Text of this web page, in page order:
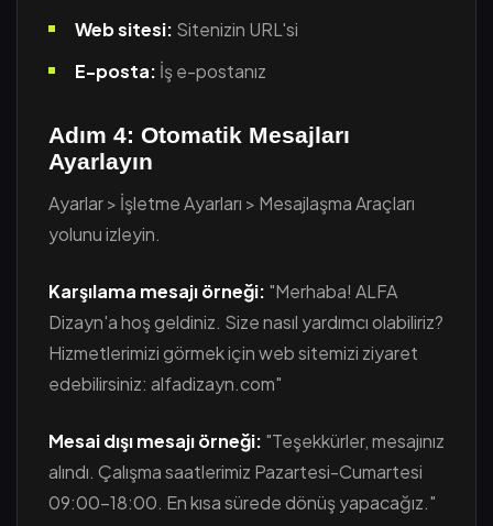
Web sitesi: Sitenizin URL'si
E-posta: İş e-postanız
Adım 4: Otomatik Mesajları
Ayarlayın
Ayarlar > İşletme Ayarları > Mesajlaşma Araçları
yolunu izleyin.
Karşılama mesajı örneği: "Merhaba! ALFA
Dizayn'a hoş geldiniz. Size nasıl yardımcı olabiliriz?
Hizmetlerimizi görmek için web sitemizi ziyaret
edebilirsiniz: alfadizayn.com"
Mesai dışı mesajı örneği: "Teşekkürler, mesajınız
alındı. Çalışma saatlerimiz Pazartesi-Cumartesi
09:00-18:00. En kısa sürede dönüş yapacağız."